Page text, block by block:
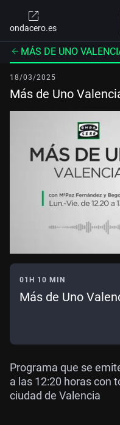
ondacero.es
MÁS DE UNO
18/03/2025
Más de Uno
01H 10 MIN
Más de Uno
Programa que se
a las 12:20 horas con
ciudad de Valencia